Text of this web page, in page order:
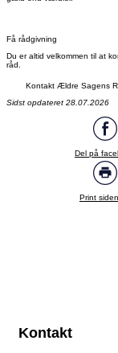
Få rådgivning
Du er altid velkommen til at
råd.
Kontakt Ældre Sagens
Sidst opdateret 28.07.2026
Del på
Print
Kontakt